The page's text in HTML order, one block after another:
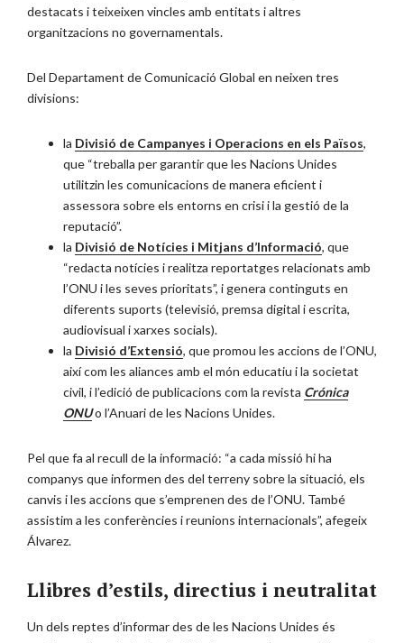
destacats i teixeixen vincles amb entitats i altres
organitzacions no governamentals.
Del Departament de Comunicació Global en neixen tres
divisions:
la Divisió de Campanyes i Operacions en els Països,
que “treballa per garantir que les Nacions Unides
utilitzin les comunicacions de manera eficient i
assessora sobre els entorns en crisi i la gestió de la
reputació”.
la Divisió de Notícies i Mitjans d’Informació, que
“redacta notícies i realitza reportatges relacionats amb
l’ONU i les seves prioritats”, i genera continguts en
diferents suports (televisió, premsa digital i escrita,
audiovisual i xarxes socials).
la Divisió d’Extensió, que promou les accions de l’ONU,
així com les aliances amb el món educatiu i la societat
civil, i l’edició de publicacions com la revista Crónica
ONUo l’Anuari de les Nacions Unides.
Pel que fa al recull de la informació: “a cada missió hi ha
companys que informen des del terreny sobre la situació, els
canvis i les accions que s’emprenen des de l’ONU. També
assistim a les conferències i reunions internacionals”, afegeix
Álvarez.
Llibres d’estils, directius i neutralitat
Un dels reptes d’informar des de les Nacions Unides és